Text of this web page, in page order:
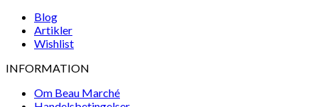
Blog
Artikler
Wishlist
INFORMATION
Om Beau Marché